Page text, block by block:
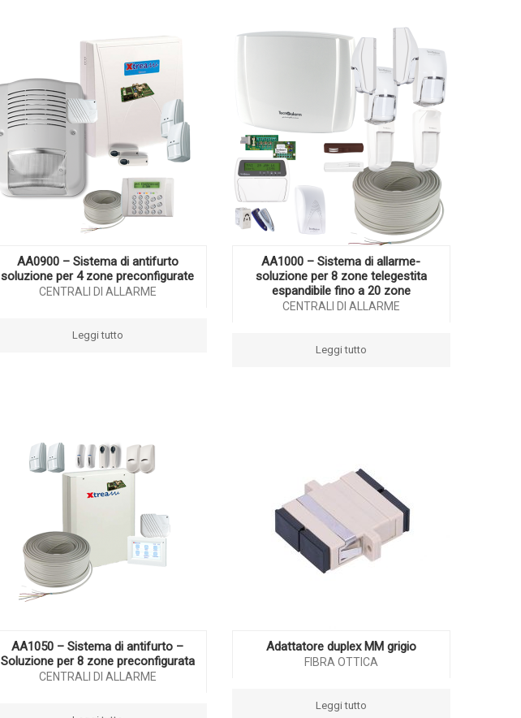
AA0900 – Sistema di antifurto
soluzione per 4 zone preconfigurate
CENTRALI DI ALLARME
Leggi tutto
AA1000 – Sistema di allarme-
soluzione per 8 zone telegestita
espandibile fino a 20 zone
CENTRALI DI ALLARME
Leggi tutto
AA1050 – Sistema di antifurto –
Soluzione per 8 zone preconfigurata
CENTRALI DI ALLARME
Adattatore duplex MM grigio
FIBRA OTTICA
Leggi tutto